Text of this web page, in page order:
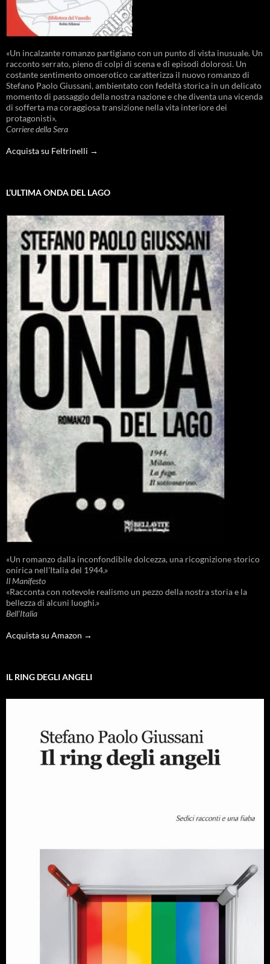
«Un incalzante romanzo partigiano con un punto di vista inusuale. Un
racconto serrato, pieno di colpi di scena e di episodi dolorosi. Un
costante sentimento omoerotico caratterizza il nuovo romanzo di
Stefano Paolo Giussani, ambientato con fedeltà storica in un delicato
momento di passaggio della nostra nazione e che diventa una vicenda
di sofferta ma coraggiosa transizione nella vita interiore dei
protagonisti».
Corriere della Sera
Acquista su Feltrinelli →
L’ULTIMA ONDA DEL LAGO
«Un romanzo dalla inconfondibile dolcezza, una ricognizione storico
onirica nell'Italia del 1944.»
Il Manifesto
«Racconta con notevole realismo un pezzo della nostra storia e la
bellezza di alcuni luoghi.»
Bell'Italia
Acquista su Amazon →
IL RING DEGLI ANGELI